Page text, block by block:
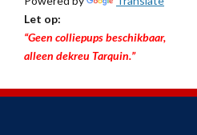
Let op:
“Geen colliepups beschikbaar,
alleen dekreu Tarquin.”